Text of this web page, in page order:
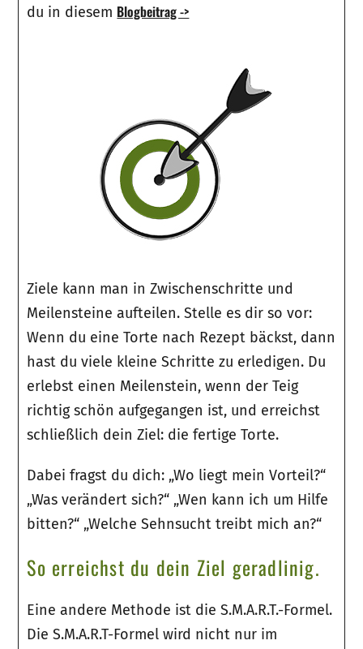
du in diesem Blogbeitrag ->
Ziele kann man in Zwischenschritte und
Meilensteine aufteilen. Stelle es dir so vor:
Wenn du eine Torte nach Rezept bäckst, dann
hast du viele kleine Schritte zu erledigen. Du
erlebst einen Meilenstein, wenn der Teig
richtig schön aufgegangen ist, und erreichst
schließlich dein Ziel: die fertige Torte.
Dabei fragst du dich: „Wo liegt mein Vorteil?“
„Was verändert sich?“ „Wen kann ich um Hilfe
bitten?“ „Welche Sehnsucht treibt mich an?“
So erreichst du dein Ziel geradlinig.
Eine andere Methode ist die S.M.A.R.T.-Formel.
Die S.M.A.R.T-Formel wird nicht nur im